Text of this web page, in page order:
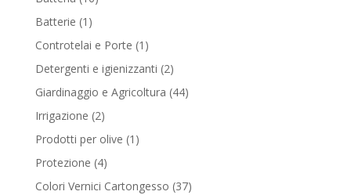
Batterie 1 1
product
Controtelai e Porte 1 1
product
Detergenti e igienizzanti 22
products
Giardinaggio e Agricoltura 4444
Irrigazione 22
products
Prodotti per olive 1 1
Protezione 44
products
Colori Vernici Cartongesso 3737